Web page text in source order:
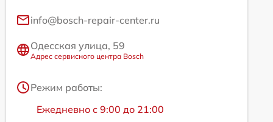
info@bosch-repair-center.ru
Одесская улица, 59
Адрес сервисного центра Bosch
Режим работы:
Ежедневно с 9:00 до 21:00